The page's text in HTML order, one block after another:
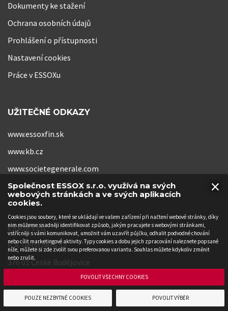
Dokumenty ke stažení
Ochrana osobních údajů
Prohlášení o přístupnosti
Nastavení cookies
Práce v ESSOXu
UŽITEČNÉ ODKAZY
www.essoxfin.sk
www.kb.cz
www.societegenerale.com
www.kb-pojistovna.cz
ESSOX s.r.o.
F. A. Gerstnera 52
370 01 České Budějovice
×
Společnost ESSOX s.r.o. využívá na svých
webových stránkách a ve svých aplikacích
cookies.
Cookies jsou soubory, které se ukládají ve vašem zařízení při načtení webové stránky, díky
nim můžeme snadněji identifikovat způsob, jakým pracujete s webovými stránkami,
vstřícněji s vámi komunikovat, umožnit vám uzavřít půjčku, odhalit podvodné chování
nebo cílit marketingové aktivity. Typy cookies a dobu jejich zpracování naleznete popsané
níže, můžete si zde zvolit svou preferovanou variantu. Souhlas můžete kdykoliv změnit
nebo zrušit.
POUZE NEZBYTNÉ COOKIES POVOLIT VÝBĚR
POVOLIT VŠECHNY COOKIES